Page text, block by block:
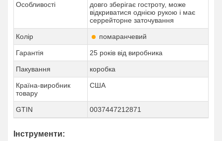
Особливості
довго зберігає гостроту, може
відкриватися однією рукою і має
серрейторне заточування
Колір помаранчевий
Гарантія 25 років від виробника
Пакування коробка
Країна-виробник
товару
США
GTIN 0037447212871
Інструменти: